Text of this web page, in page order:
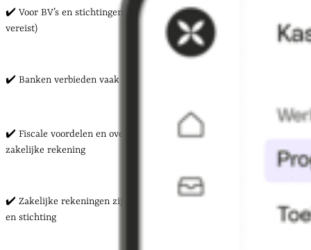
✔️ Voor BV’s en stichtingen is het wél sterk aangeraden (en vaak
vereist)
✔️ Banken verbieden vaak zakelijk gebruik van privérekeningen
✔️ Fiscale voordelen en overzicht spreken in het voordeel van een
zakelijke rekening
✔️ Zakelijke rekeningen zijn er in alle soorten: voor zzp’ers, vof, BV
en stichting